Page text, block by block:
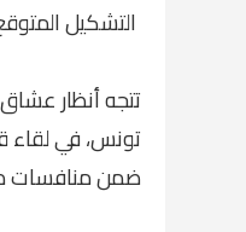
التشكيل
تتجه أنظار
تونس، في لقاء
ضمن منافسات دور الـ16 من بطولة كأس أمم أفريقيا 2025